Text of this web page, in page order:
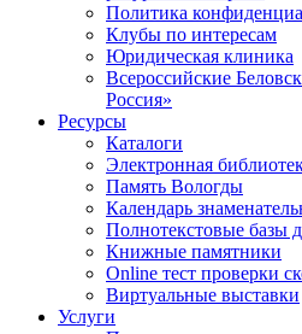
Политика
Клубы по интересам
Юридическая клиника
Всероссийские
Россия»
Ресурсы
Каталоги
Электронная
Память Вологды
Календарь
Полнотекстовые базы
Книжные памятники
Online тест проверки
Виртуальные выставки
Услуги